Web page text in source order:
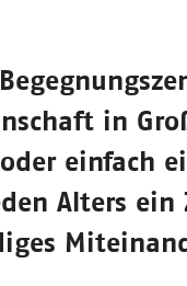
in
einfach
Alters ein